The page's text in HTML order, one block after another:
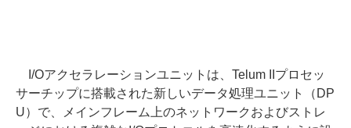
I/Oアクセラレーションユニットは、Telum IIプロセッ
サーチップに搭載された新しいデータ処理ユニット（DP
U）で、メインフレーム上のネットワークおよびストレ